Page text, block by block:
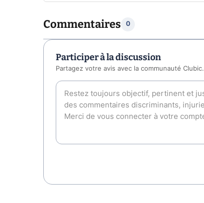
Commentaires 0
Participer à la discussion
Partagez votre avis avec la communauté Clubic.